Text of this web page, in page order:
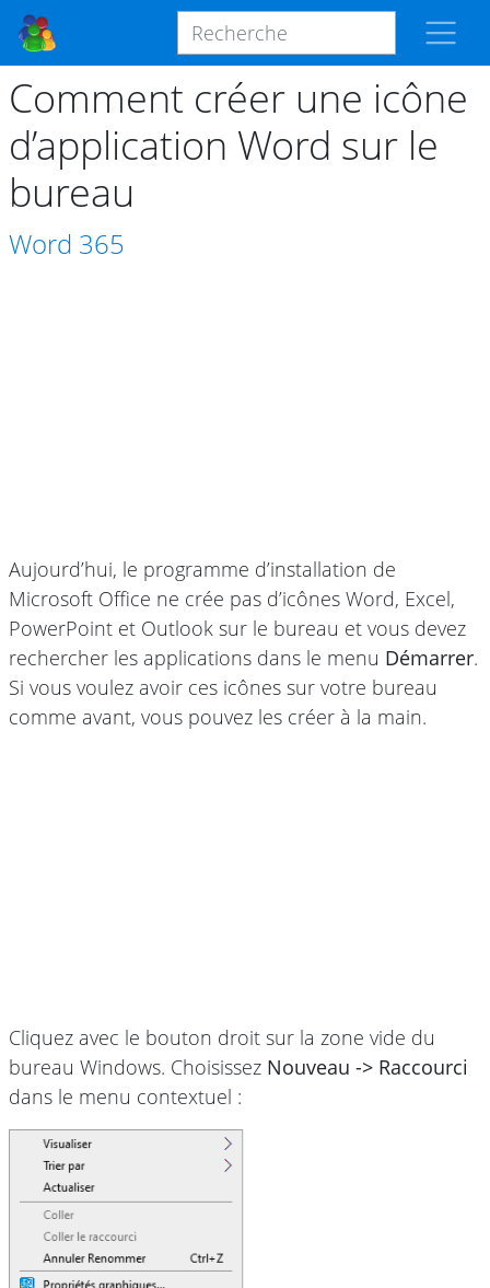
Comment créer une icône
d’application Word sur le
bureau
Word 365
Aujourd’hui, le programme d’installation de
Microsoft Office ne crée pas d’icônes Word, Excel,
PowerPoint et Outlook sur le bureau et vous devez
rechercher les applications dans le menu Démarrer.
Si vous voulez avoir ces icônes sur votre bureau
comme avant, vous pouvez les créer à la main.
Cliquez avec le bouton droit sur la zone vide du
bureau Windows. Choisissez Nouveau -> Raccourci
dans le menu contextuel :